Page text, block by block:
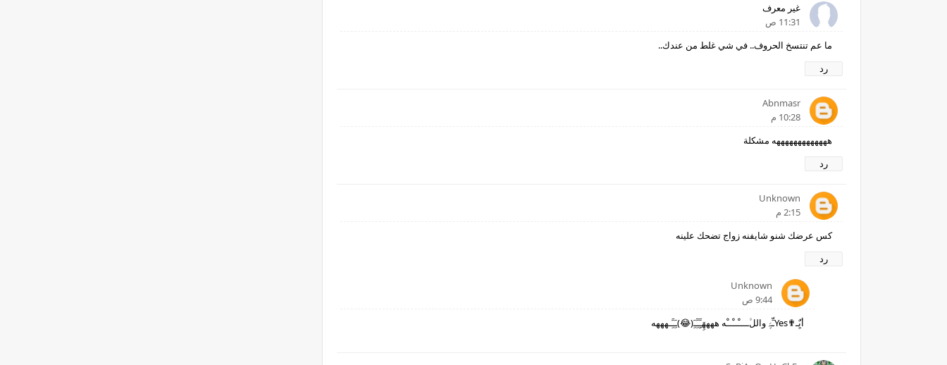
غير معرف
11:31 ص
ما عم تنتسخ الحروف.. في شي غلط من عندك..
رد
Abnmasr
10:28 م
هههههههههههههه مشكلة
رد
Unknown
2:15 م
كس عرضك شنو شايفنه زواج تضحك علينه
رد
Unknown
9:44 ص
أيٌِـ✟Yesـِّہٍّ واللﱠــــْــْــْه ههههَِـََِِـَِٓـَِ(😂)ـَِـََِـهههه